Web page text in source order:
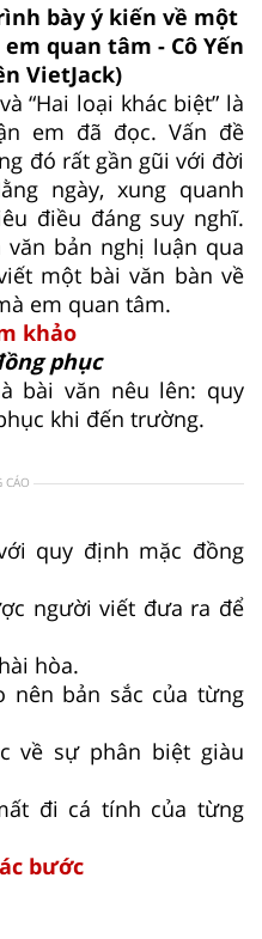
bày ý kiến về một
quan tâm - Cô Yến
VietJack)
“Hai loại khác biệt” là
em đã đọc. Vấn đề
đó rất gần gũi với đời
ngày, xung quanh
điều đáng suy nghĩ.
bản nghị luận qua
một bài văn bàn về
em quan tâm.
khảo
phục
bài văn nêu lên: quy
khi đến trường.
CÁO
quy định mặc đồng
người viết đưa ra để
hòa.
nên bản sắc của từng
về sự phân biệt giàu
đi cá tính của từng
bước